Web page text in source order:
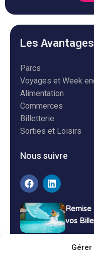
Les Avantages
Parcs
Voyages et Week
Alimentation
Commerces
Billetterie
Sorties et Loisirs
Nous suivre
Remise
vos